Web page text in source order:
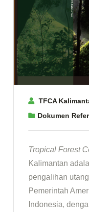
TFCA
Dokumen
Tropical Forest
Kalimantan
pengalihan
Pemerintah
Indonesia,